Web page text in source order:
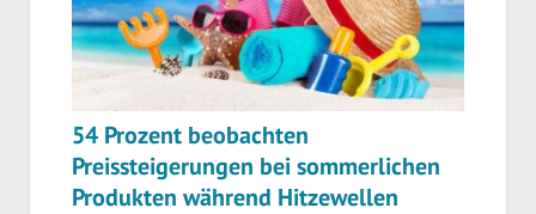
54 Prozent beobachten
Preissteigerungen bei sommerlichen
Produkten während Hitzewellen